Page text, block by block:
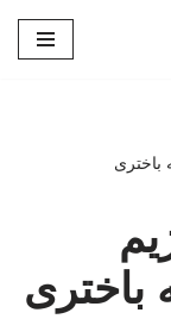
باختری
باختری